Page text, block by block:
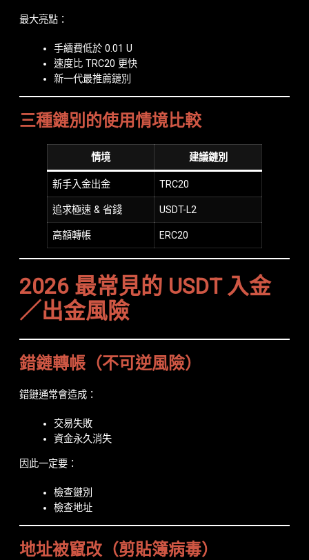
最大亮點：
手續費低於 0.01 U
速度比 TRC20 更快
新一代最推薦鏈別
三種鏈別的使用情境比較
情境 建議鏈別
新手入金出金 TRC20
追求極速 & 省錢 USDT-L2
高額轉帳 ERC20
2026 最常見的 USDT 入金
／出金風險
錯鏈轉帳（不可逆風險）
錯鏈通常會造成：
交易失敗
資金永久消失
因此一定要：
檢查鏈別
檢查地址
地址被竄改（剪貼簿病毒）